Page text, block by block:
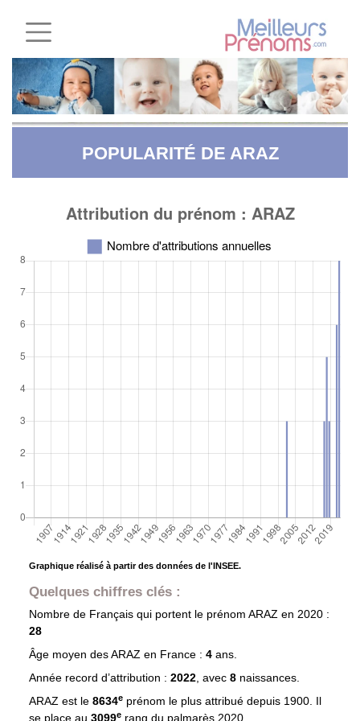
POPULARITÉ DE ARAZ
Graphique réalisé à partir des données de l'INSEE.
Quelques chiffres clés :
Nombre de Français qui portent le prénom ARAZ en 2020 :
28
Âge moyen desARAZen France : 4 ans.
Année record d’attribution : 2022, avec 8 naissances.
ARAZ est le 8634eprénom le plus attribué depuis 1900. Il
se place au 3099e rang du palmarès 2020.